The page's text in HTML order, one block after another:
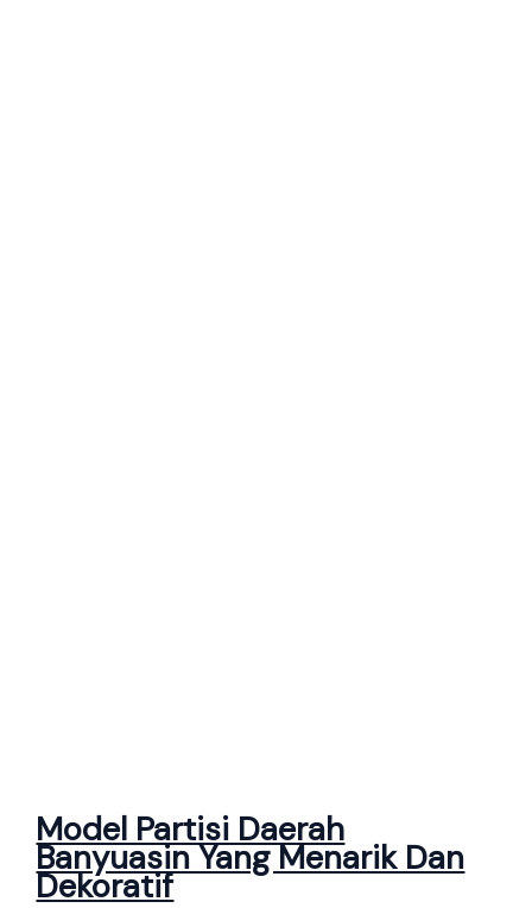
Model Partisi Daerah
Banyuasin Yang Menarik Dan
Dekoratif